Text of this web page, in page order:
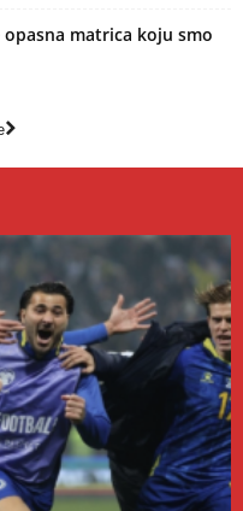
opasna matrica koju smo